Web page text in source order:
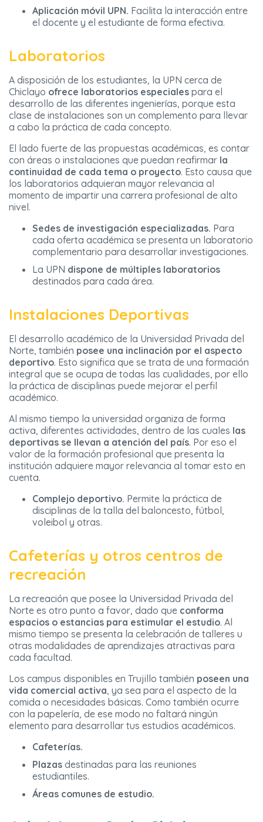
Aplicación móvil UPN. Facilita la interacción entre
el docente y el estudiante de forma efectiva.
Laboratorios
A disposición de los estudiantes, la UPN cerca de
Chiclayo ofrece laboratorios especiales para el
desarrollo de las diferentes ingenierías, porque esta
clase de instalaciones son un complemento para llevar
a cabo la práctica de cada concepto.
El lado fuerte de las propuestas académicas, es contar
con áreas o instalaciones que puedan reafirmar la
continuidad de cada tema o proyecto. Esto causa que
los laboratorios adquieran mayor relevancia al
momento de impartir una carrera profesional de alto
nivel.
Sedes de investigación especializadas. Para
cada oferta académica se presenta un laboratorio
complementario para desarrollar investigaciones.
La UPN dispone de múltiples laboratorios
destinados para cada área.
Instalaciones Deportivas
El desarrollo académico de la Universidad Privada del
Norte, también posee una inclinación por el aspecto
deportivo. Esto significa que se trata de una formación
integral que se ocupa de todas las cualidades, por ello
la práctica de disciplinas puede mejorar el perfil
académico.
Al mismo tiempo la universidad organiza de forma
activa, diferentes actividades, dentro de las cuales las
deportivas se llevan a atención del país. Por eso el
valor de la formación profesional que presenta la
institución adquiere mayor relevancia al tomar esto en
cuenta.
Complejo deportivo. Permite la práctica de
disciplinas de la talla del baloncesto, fútbol,
voleibol y otras.
Cafeterías y otros centros de
recreación
La recreación que posee la Universidad Privada del
Norte es otro punto a favor, dado que conforma
espacios o estancias para estimular el estudio. Al
mismo tiempo se presenta la celebración de talleres u
otras modalidades de aprendizajes atractivas para
cada facultad.
Los campus disponibles en Trujillo también poseen una
vida comercial activa, ya sea para el aspecto de la
comida o necesidades básicas. Como también ocurre
con la papelería, de ese modo no faltará ningún
elemento para desarrollar tus estudios académicos.
Cafeterías.
Plazas destinadas para las reuniones
estudiantiles.
Áreas comunes de estudio.